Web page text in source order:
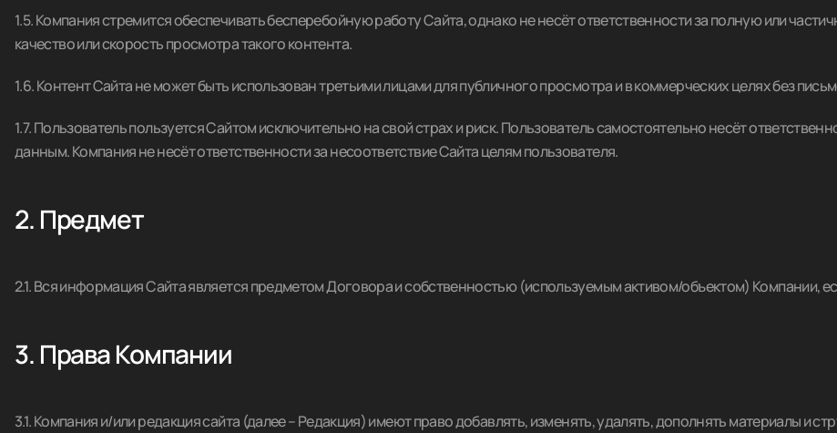
1.5. Компания стремится обеспечивать бесперебойную работу Сайта, однако не несёт ответственности за полную или
качество или скорость просмотра такого контента.
1.6. Контент Сайта не может быть использован третьими лицами для публичного просмотра и в коммерческих целях без
1.7. Пользователь пользуется Сайтом исключительно на свой страх и риск. Пользователь самостоятельно несёт
данным. Компания не несёт ответственности за несоответствие Сайта целям пользователя.
2. Предмет
2.1. Вся информация Сайта является предметом Договора и собственностью (используемым активом/объектом) Компании,
3. Права Компании
3.1. Компания и/или редакция сайта (далее – Редакция) имеют право добавлять, изменять, удалять, дополнять материалы и